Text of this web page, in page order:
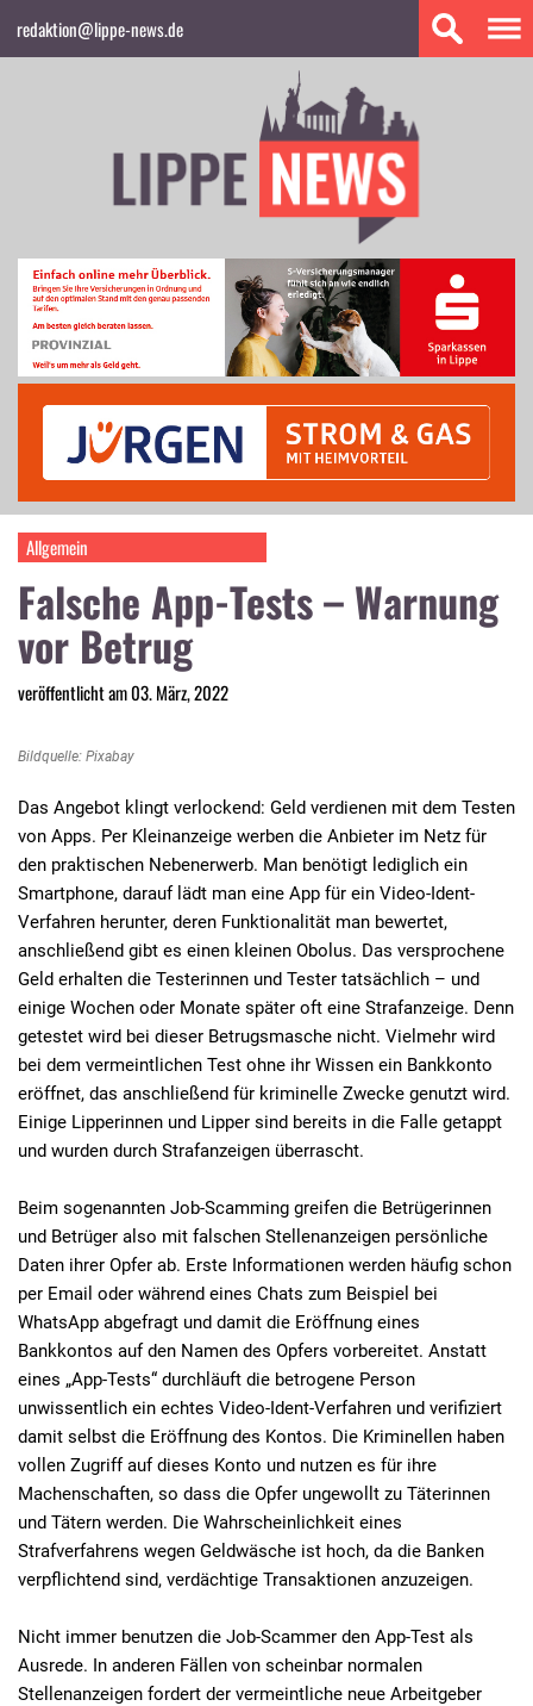
redaktion@lippe-news.de
Allgemein
Falsche App-Tests – Warnung
vor Betrug
veröffentlicht am 03. März, 2022
Bildquelle: Pixabay
Das Angebot klingt verlockend: Geld verdienen mit dem Testen
von Apps. Per Kleinanzeige werben die Anbieter im Netz für
den praktischen Nebenerwerb. Man benötigt lediglich ein
Smartphone, darauf lädt man eine App für ein Video-Ident-
Verfahren herunter, deren Funktionalität man bewertet,
anschließend gibt es einen kleinen Obolus. Das versprochene
Geld erhalten die Testerinnen und Tester tatsächlich – und
einige Wochen oder Monate später oft eine Strafanzeige. Denn
getestet wird bei dieser Betrugsmasche nicht. Vielmehr wird
bei dem vermeintlichen Test ohne ihr Wissen ein Bankkonto
eröffnet, das anschließend für kriminelle Zwecke genutzt wird.
Einige Lipperinnen und Lipper sind bereits in die Falle getappt
und wurden durch Strafanzeigen überrascht.
Beim sogenannten Job-Scamming greifen die Betrügerinnen
und Betrüger also mit falschen Stellenanzeigen persönliche
Daten ihrer Opfer ab. Erste Informationen werden häufig schon
per Email oder während eines Chats zum Beispiel bei
WhatsApp abgefragt und damit die Eröffnung eines
Bankkontos auf den Namen des Opfers vorbereitet. Anstatt
eines „App-Tests“ durchläuft die betrogene Person
unwissentlich ein echtes Video-Ident-Verfahren und verifiziert
damit selbst die Eröffnung des Kontos. Die Kriminellen haben
vollen Zugriff auf dieses Konto und nutzen es für ihre
Machenschaften, so dass die Opfer ungewollt zu Täterinnen
und Tätern werden. Die Wahrscheinlichkeit eines
Strafverfahrens wegen Geldwäsche ist hoch, da die Banken
verpflichtend sind, verdächtige Transaktionen anzuzeigen.
Nicht immer benutzen die Job-Scammer den App-Test als
Ausrede. In anderen Fällen von scheinbar normalen
Stellenanzeigen fordert der vermeintliche neue Arbeitgeber